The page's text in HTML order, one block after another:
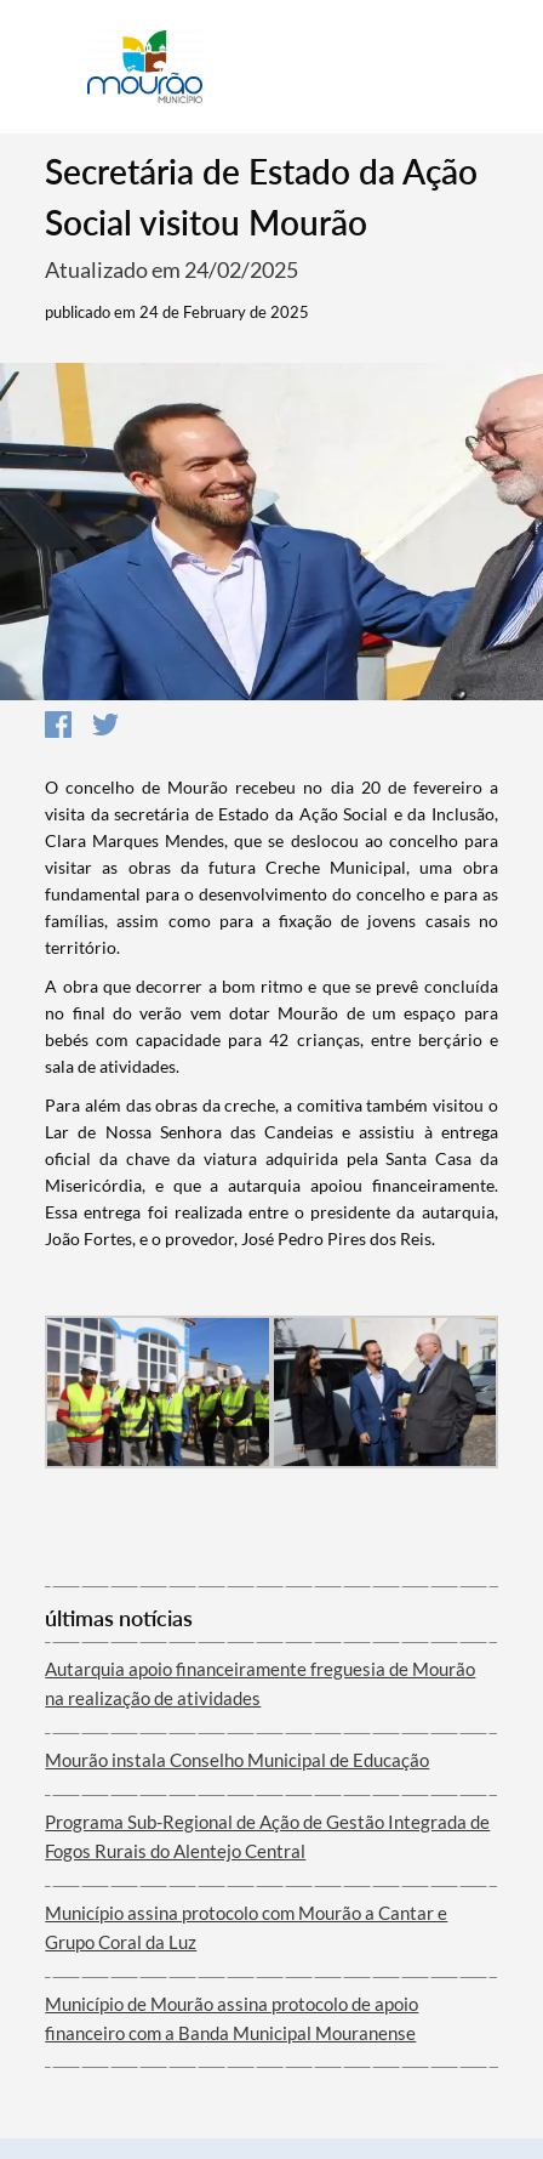
Categorias gerais
Secretária de Estado da Ação
Social visitou Mourão
Atualizado em 24/02/2025
publicado em 24 de February de 2025
O concelho de Mourão recebeu no dia 20 de fevereiro a
visita da secretária de Estado da Ação Social e da Inclusão,
Clara Marques Mendes, que se deslocou ao concelho para
visitar as obras da futura Creche Municipal, uma obra
fundamental para o desenvolvimento do concelho e para as
famílias, assim como para a fixação de jovens casais no
território.
A obra que decorrer a bom ritmo e que se prevê concluída
no final do verão vem dotar Mourão de um espaço para
bebés com capacidade para 42 crianças, entre berçário e
sala de atividades.
Para além das obras da creche, a comitiva também visitou o
Lar de Nossa Senhora das Candeias e assistiu à entrega
oficial da chave da viatura adquirida pela Santa Casa da
Misericórdia, e que a autarquia apoiou financeiramente.
Essa entrega foi realizada entre o presidente da autarquia,
João Fortes, e o provedor, José Pedro Pires dos Reis.
últimas notícias
Autarquia apoio financeiramente freguesia de Mourão
na realização de atividades
Mourão instala Conselho Municipal de Educação
Programa Sub-Regional de Ação de Gestão Integrada de
Fogos Rurais do Alentejo Central
Município assina protocolo com Mourão a Cantar e
Grupo Coral da Luz
Município de Mourão assina protocolo de apoio
financeiro com a Banda Municipal Mouranense